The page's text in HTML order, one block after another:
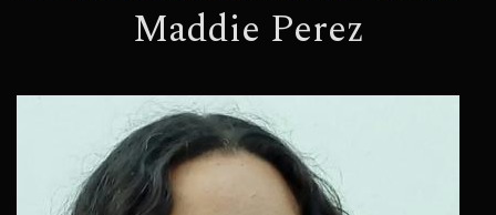
Maddie Perez